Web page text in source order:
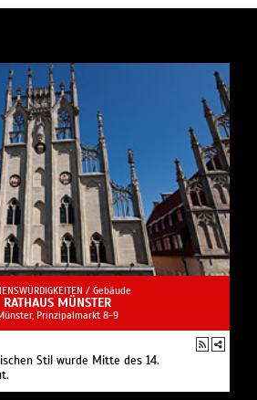
/ Gebäude
RATHAUS MÜNSTER
Prinzipalmarkt 8-9
Stil wurde Mitte des 14.